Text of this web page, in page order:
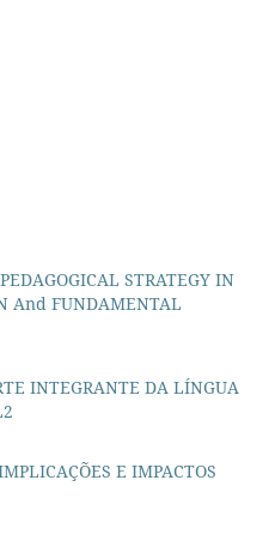
STRATEGY IN
And FUNDAMENTAL
INTEGRANTE DA LÍNGUA
E IMPACTOS